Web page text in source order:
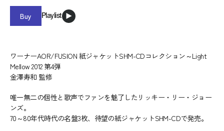
Buy Playlist
ワーナーAOR/FUSION 紙ジャケットSHM-CDコレクション～Light
Mellow 2012 第4弾
金澤寿和 監修
唯一無二の個性と歌声でファンを魅了したリッキー・リー・ジョー
ンズ。
70～80年代時代の名盤3枚、待望の紙ジャケットSHM-CDで発売。